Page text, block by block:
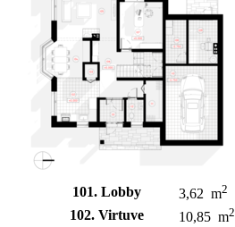
101. Lobby 3,62 m2
102. Virtuve 10,85 m2